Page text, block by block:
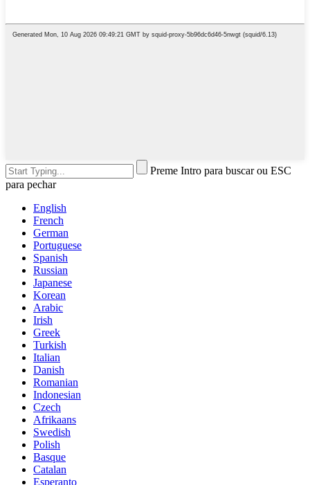
Preme Intro para buscar ou ESC
para pechar
English
French
German
Portuguese
Spanish
Russian
Japanese
Korean
Arabic
Irish
Greek
Turkish
Italian
Danish
Romanian
Indonesian
Czech
Afrikaans
Swedish
Polish
Basque
Catalan
Esperanto